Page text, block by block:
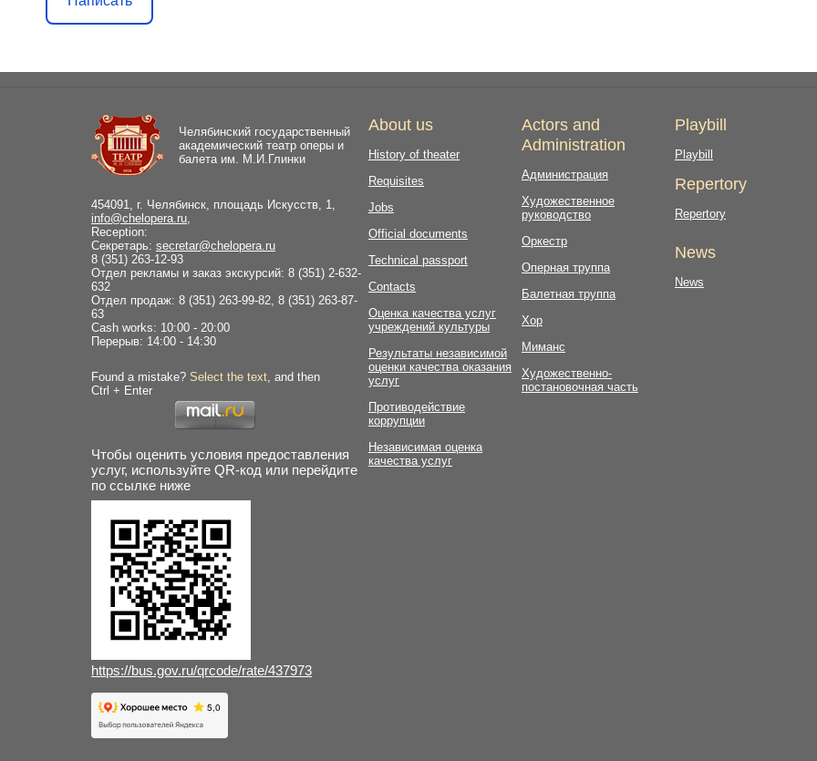
Челябинский государственный
академический театр оперы и
балета им. М.И.Глинки
454091, г. Челябинск, площадь Искусств, 1,
info@chelopera.ru
Reception:
Секретарь: secretar@chelopera.ru
8 (351) 263-12-93
Отдел рекламы и заказ экскурсий: 8 (351) 2-632-
632
Отдел продаж: 8 (351) 263-99-82, 8 (351) 263-87-
63
Cash works: 10:00 - 20:00
Перерыв: 14:00 - 14:30
Found a mistake? Select the text , and then
Ctrl + Enter
Чтобы оценить условия предоставления
услуг, используйте QR-код или перейдите
по ссылке ниже
https://bus.gov.ru/qrcode/rate/437973
About us
History of theater
Requisites
Jobs
Official documents
Technical passport
Contacts
Оценка качества услуг
учреждений культуры
Результаты независимой
оценки качества оказания
услуг
Противодействие
коррупции
Независимая оценка
качества услуг
Actors and
Administration
Администрация
Художественное
руководство
Оркестр
Оперная труппа
Балетная труппа
Хор
Миманс
Художественно-
постановочная часть
Playbill
Playbill
Repertory
Repertory
News
News